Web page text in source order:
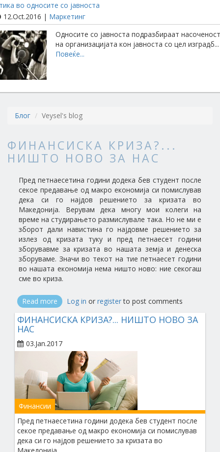
во односите со јавноста
12.Oct.2016 | Маркетинг
Односите со јавноста подразбираат насоченост
на организацијата кон јавноста со цел изградб...
Повеќе...
Блог Veysel's blog
ФИНАНСИСКА КРИЗА?...
НИШТО НОВО ЗА НАС
Пред петнаесетина години додека бев студент после
секое предавање од макро економија си помислував
дека си го најдов решението за кризата во
Македонија. Верувам дека многу мои колеги на
време на студирањето размислувале така. Но не ми е
зборот дали навистина го најдовме решението за
излез од кризата туку и пред петнаесет години
зборувавме за кризата во нашата земја и денеска
зборуваме. Значи во текот на тие петнаесет години
во нашата економија нема ништо ново: ние секогаш
сме во криза.
Read more about
ФИНАНСИСКА
КРИЗА?...
НОВО
ЗА
НАС
Log in or registerto post comments
ФИНАНСИСКА КРИЗА?... НИШТО НОВО ЗА
НАС
03.Jan.2017
Финансии
Пред петнаесетина години додека бев студент после
секое предавање од макро економија си помислував
дека си го најдов решението за кризата во
Македонија.